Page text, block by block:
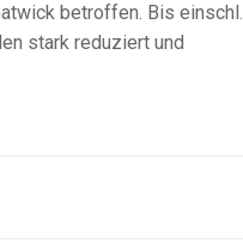
betroffen. Bis einschl.
stark reduziert und